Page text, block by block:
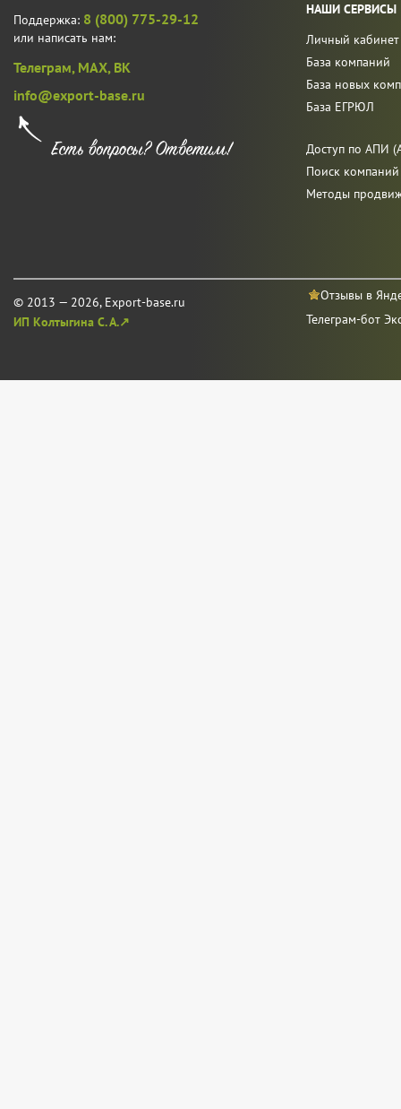
Поддержка: 8 (800) 775-29-12
или написать нам:
Телеграм, MAX, ВК
info@export-base.ru
© 2013 — 2026, Export-base.ru
ИП Колтыгина С. А.↗
НАШИ СЕРВИСЫ
Личный кабинет
База компаний
База новых
База ЕГРЮЛ
Доступ по АПИ
Поиск
Методы
Отзывы в
Телеграм-бот